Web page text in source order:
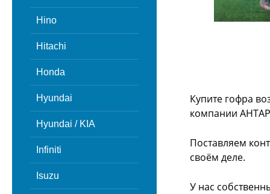
Hino
Hitachi
Honda
Hyundai
Hyundai / KIA
Infiniti
Isuzu
Купите гофра
компании
Поставляем
своём деле.
У нас